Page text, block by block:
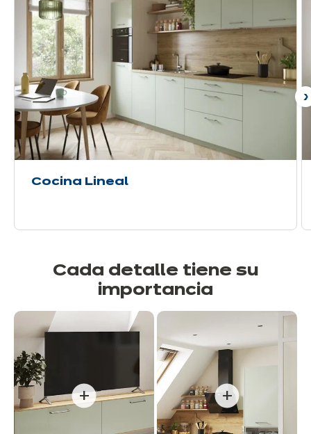
Cocina Lineal
Cada detalle tiene su
importancia
+ +